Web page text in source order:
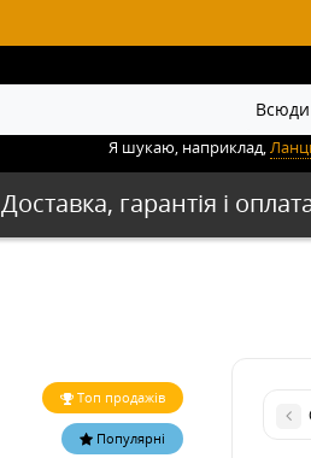
Всюди
Я шукаю, наприклад,
Доставка, гарантія і
Топ продажів
Популярні